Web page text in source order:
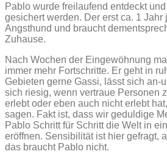
Pablo wurde freilaufend entdeckt
gesichert werden. Der erst ca. 1 Jahr
Angsthund und braucht
Zuhause.
Nach Wochen der Eingewöhnung
immer mehr Fortschritte. Er geht in
Gebieten gerne Gassi, lässt sich an-
sich riesig, wenn vertraue Personen
erlebt oder eben auch nicht erlebt
sagen. Fakt ist, dass wir geduldige
Pablo Schritt für Schritt die Welt in
eröffnen. Sensibilität ist hier gefragt,
das braucht Pablo nicht.